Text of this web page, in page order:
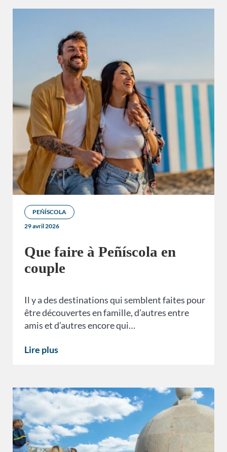
PEÑÍSCOLA
29 avril 2026
Que faire à Peñíscola en
couple
Il y a des destinations qui semblent faites pour
être découvertes en famille, d’autres entre
amis et d’autres encore qui…
Lire plus